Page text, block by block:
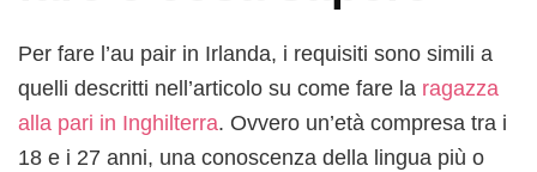
Per fare l’au pair in Irlanda, i requisiti sono simili a
quelli descritti nell’articolo su come fare la ragazza
alla pari in Inghilterra. Ovvero un’età compresa tra i
18 e i 27 anni, una conoscenza della lingua più o